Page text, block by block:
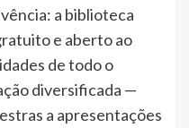
a biblioteca
e aberto ao
de todo o
diversificada —
a apresentações